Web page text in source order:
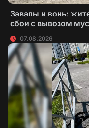
Завалы и вонь:
сбои с вывозом
07.08.2026